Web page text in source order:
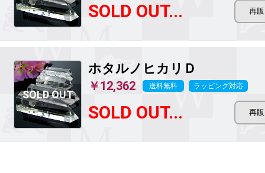
SOLD OUT...
ホタルノヒカリ Ｄ
￥12,362 送料無料 ラッピング対応
SOLD OUT...